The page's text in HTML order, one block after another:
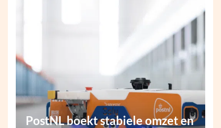
PostNL boekt stabiele omzet en